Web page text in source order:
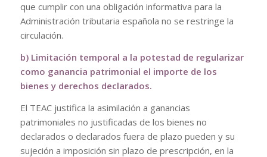
que cumplir con una obligación informativa para la
Administración tributaria española no se restringe la
circulación.
b) Limitación temporal a la potestad de regularizar
como ganancia patrimonial el importe de los
bienes y derechos declarados.
El TEAC justifica la asimilación a ganancias
patrimoniales no justificadas de los bienes no
declarados o declarados fuera de plazo pueden y su
sujeción a imposición sin plazo de prescripción, en la